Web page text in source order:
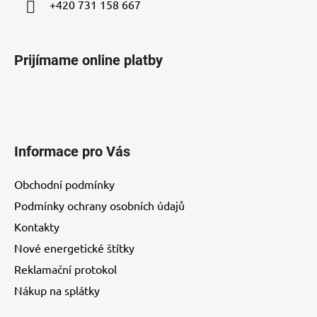
+420 731 158 667
Prijímame online platby
Informace pro Vás
Obchodní podmínky
Podmínky ochrany osobních údajů
Kontakty
Nové energetické štítky
Reklamační protokol
Nákup na splátky